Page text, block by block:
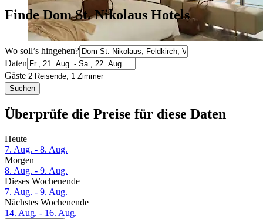
Finde Dom St. Nikolaus Hotels
Wo soll’s hingehen?
Daten
Gäste
Suchen
Überprüfe die Preise für diese Daten
Heute
7. Aug. - 8. Aug.
Morgen
8. Aug. - 9. Aug.
Dieses Wochenende
7. Aug. - 9. Aug.
Nächstes Wochenende
14. Aug. - 16. Aug.